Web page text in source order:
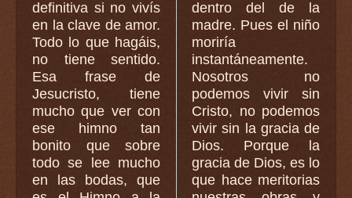
definitiva si no vivís
en la clave de amor.
Todo lo que hagáis,
no tiene sentido.
Esa frase de
Jesucristo, tiene
mucho que ver con
ese himno tan
bonito que sobre
todo se lee mucho
en las bodas, que
dentro del de la
madre. Pues el niño
moriría
instantáneamente.
Nosotros no
podemos vivir sin
Cristo, no podemos
vivir sin la gracia de
Dios. Porque la
gracia de Dios, es lo
que hace meritorias